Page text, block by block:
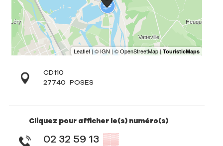
CD110
27740
POSES
Cliquez pour afficher le(s) numéro(s)
02 32 59 13 ▒▒